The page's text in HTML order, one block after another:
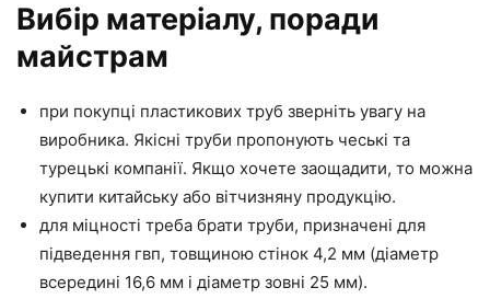
Вибір матеріалу, поради
майстрам
при покупці пластикових труб зверніть увагу на
виробника. Якісні труби пропонують чеські та
турецькі компанії. Якщо хочете заощадити, то можна
купити китайську або вітчизняну продукцію.
для міцності треба брати труби, призначені для
підведення гвп, товщиною стінок 4,2 мм (діаметр
всередині 16,6 мм і діаметр зовні 25 мм).